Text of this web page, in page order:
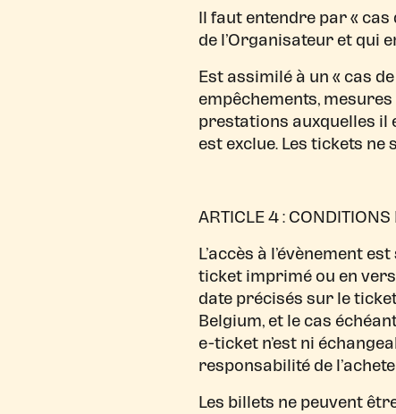
Il faut entendre par «
de l’Organisateur et qui
Est assimilé à un « cas
empêchements,
prestations auxquelles il
est exclue. Les tickets
ARTICLE 4 : CONDITIONS
L’accès à l’évènement
ticket imprimé ou en
date précisés sur le
Belgium, et le cas
e-ticket n’est ni
responsabilité de
Les billets ne peuvent